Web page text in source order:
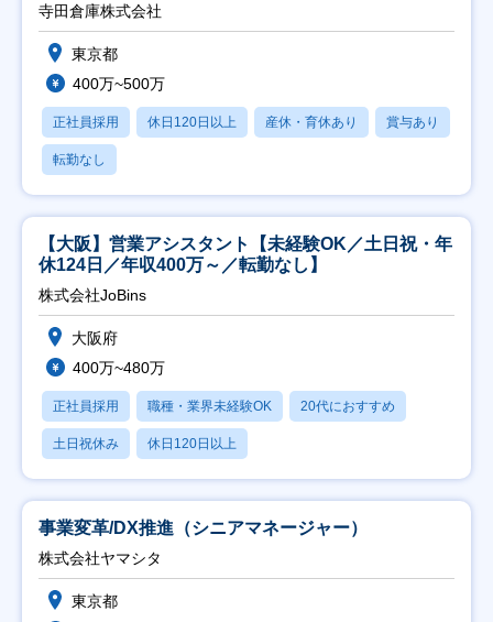
寺田倉庫株式会社
東京都
400万~500万
正社員採用 休日120日以上 産休・育休あり 賞与あり
転勤なし
【大阪】営業アシスタント【未経験OK／土日祝・年
休124日／年収400万～／転勤なし】
株式会社JoBins
大阪府
400万~480万
正社員採用 職種・業界未経験OK 20代におすすめ
土日祝休み 休日120日以上
事業変革/DX推進（シニアマネージャー）
株式会社ヤマシタ
東京都